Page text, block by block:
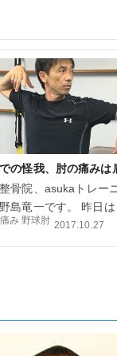
の怪我、肘の痛みは
骨院、asukaトレー
島竜一です。 昨日は
み 野球肘 2017.10.27